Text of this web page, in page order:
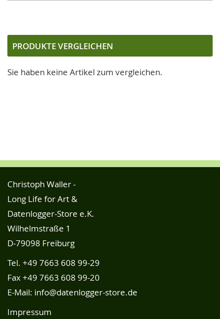
PRODUKTE VERGLEICHEN
Sie haben keine Artikel zum vergleichen.
Christoph Waller -
Long Life for Art &
Datenlogger-Store e.K.
Wilhelmstraße 1
D-79098 Freiburg
Tel. +49 7663 608 99-29
Fax +49 7663 608 99-20
E-Mail: info@datenlogger-store.de
Impressum